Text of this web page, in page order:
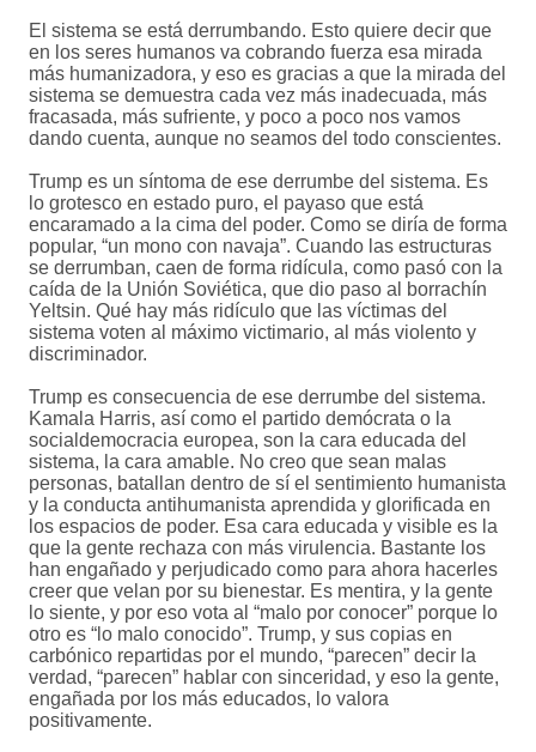
El sistema se está derrumbando. Esto quiere decir que
en los seres humanos va cobrando fuerza esa mirada
más humanizadora, y eso es gracias a que la mirada del
sistema se demuestra cada vez más inadecuada, más
fracasada, más sufriente, y poco a poco nos vamos
dando cuenta, aunque no seamos del todo conscientes.
Trump es un síntoma de ese derrumbe del sistema. Es
lo grotesco en estado puro, el payaso que está
encaramado a la cima del poder. Como se diría de forma
popular, “un mono con navaja”. Cuando las estructuras
se derrumban, caen de forma ridícula, como pasó con la
caída de la Unión Soviética, que dio paso al borrachín
Yeltsin. Qué hay más ridículo que las víctimas del
sistema voten al máximo victimario, al más violento y
discriminador.
Trump es consecuencia de ese derrumbe del sistema.
Kamala Harris, así como el partido demócrata o la
socialdemocracia europea, son la cara educada del
sistema, la cara amable. No creo que sean malas
personas, batallan dentro de sí el sentimiento humanista
y la conducta antihumanista aprendida y glorificada en
los espacios de poder. Esa cara educada y visible es la
que la gente rechaza con más virulencia. Bastante los
han engañado y perjudicado como para ahora hacerles
creer que velan por su bienestar. Es mentira, y la gente
lo siente, y por eso vota al “malo por conocer” porque lo
otro es “lo malo conocido”. Trump, y sus copias en
carbónico repartidas por el mundo, “parecen” decir la
verdad, “parecen” hablar con sinceridad, y eso la gente,
engañada por los más educados, lo valora
positivamente.